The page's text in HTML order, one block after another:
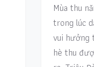
Mùa thu
trong lúc
vui hưởng
hè thu